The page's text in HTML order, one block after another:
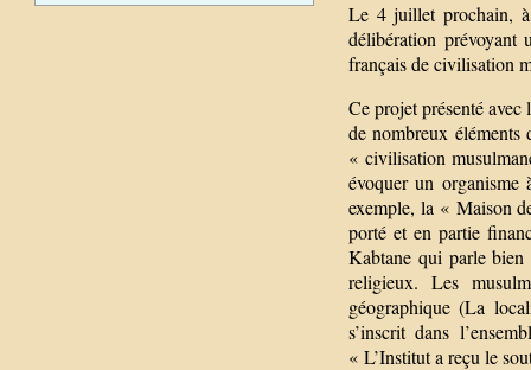
Le 4 juillet prochain,
délibération prévoyant
français de civilisation
Ce projet présenté
de nombreux
« civilisation
évoquer un organisme
exemple, la « Maison
porté et en partie
Kabtane qui parle
religieux. Les
géographique (La
s’inscrit dans
« L’Institut a reçu le